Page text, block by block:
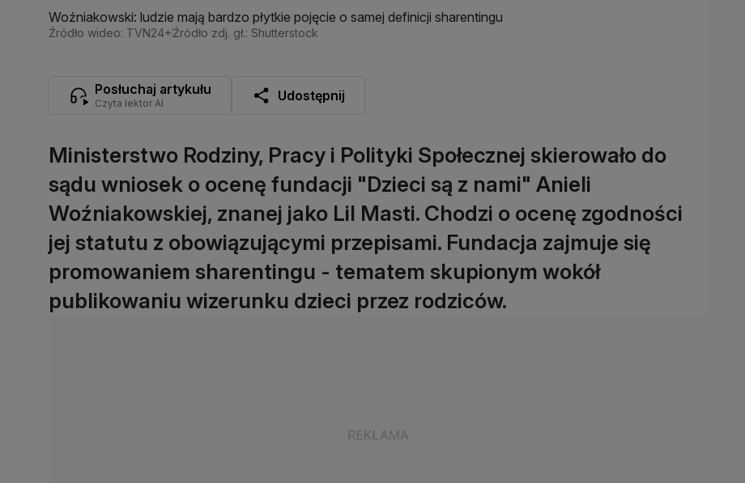
Woźniakowski: ludzie mają bardzo płytkie pojęcie o samej definicji sharentingu
Źródło wideo: TVN24+Źródło zdj. gł.: Shutterstock
Posłuchaj artykułu
Czyta lektor AI Udostępnij
Ministerstwo Rodziny, Pracy i Polityki Społecznej skierowało do
sądu wniosek o ocenę fundacji "Dzieci są z nami" Anieli
Woźniakowskiej, znanej jako Lil Masti. Chodzi o ocenę zgodności
jej statutu z obowiązującymi przepisami. Fundacja zajmuje się
promowaniem sharentingu - tematem skupionym wokół
publikowaniu wizerunku dzieci przez rodziców.